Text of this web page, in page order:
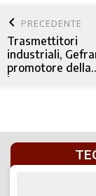
keyboard_arrow_left PRECEDENTE
Trasmettitori
industriali,
promotore della
legge IEC 62828